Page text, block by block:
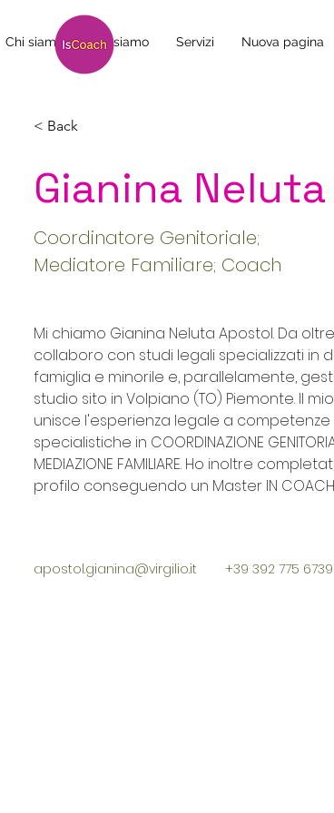
Chi siamo Chi siamo Servizi Nuova pagina
< Back
Gianina
Coordinatore Genitoriale;
Mediatore Familiare; Coach
Mi chiamo Gianina Neluta Apostol. Da
collaboro con studi legali specializzati in
famiglia e minorile e, parallelamente,
studio sito in Volpiano (TO) Piemonte. Il
unisce l'esperienza legale a competenze
specialistiche in COORDINAZIONE
MEDIAZIONE FAMILIARE. Ho inoltre
profilo conseguendo un Master IN
apostol.gianina@virgilio.it +39 392 775 6739